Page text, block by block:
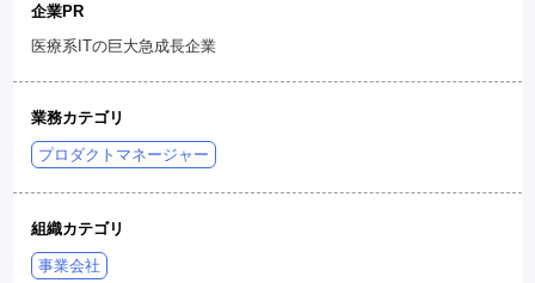
企業PR
医療系ITの巨大急成長企業
業務カテゴリ
プロダクトマネージャー
組織カテゴリ
事業会社